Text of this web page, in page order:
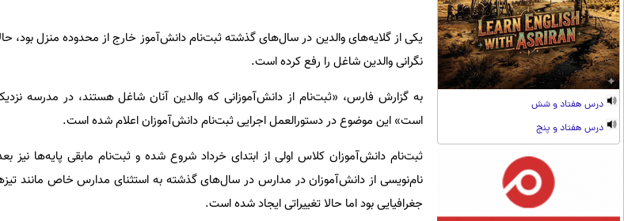
درس هفتاد و شش
درس هفتاد و پنج
یکی از گلایه‌های والدین در سال‌های گذشته ثبت‌نام دانش‌آموز خارج از محدوده منزل بود،
نگرانی والدین شاغل را رفع کرده است.
به گزارش فارس، «ثبت‌نام از دانش‌آموزانی که والدین آنان شاغل هستند، در مدرسه
است» این موضوع در دستورالعمل اجرایی ثبت‌نام دانش‌آموزان اعلام شده است.
ثبت‌نام دانش‌آموزان کلاس اولی از ابتدای خرداد شروع شده و ثبت‌نام مابقی پایه‌ها نیز
نام‌نویسی از دانش‌آموزان در مدارس در سال‌های گذشته به استثنای مدارس خاص مانند
جغرافیایی بود اما حالا تغییراتی ایجاد شده است.